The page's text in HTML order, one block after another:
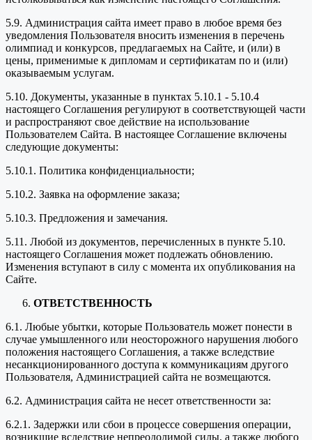
5.9. Администрация сайта имеет право в любое время без
уведомления Пользователя вносить изменения в перечень
олимпиад и конкурсов, предлагаемых на Сайте, и (или) в
цены, применимые к дипломам и сертификатам по и (или)
оказываемым услугам.
5.10. Документы, указанные в пунктах 5.10.1 - 5.10.4
настоящего Соглашения регулируют в соответствующей части
и распространяют свое действие на использование
Пользователем Сайта. В настоящее Соглашение включены
следующие документы:
5.10.1. Политика конфиденциальности;
5.10.2. Заявка на оформление заказа;
5.10.3. Предложения и замечания.
5.11. Любой из документов, перечисленных в пункте 5.10.
настоящего Соглашения может подлежать обновлению.
Изменения вступают в силу с момента их опубликования на
Сайте.
ОТВЕТСТВЕННОСТЬ
6.1. Любые убытки, которые Пользователь может понести в
случае умышленного или неосторожного нарушения любого
положения настоящего Соглашения, а также вследствие
несанкционированного доступа к коммуникациям другого
Пользователя, Администрацией сайта не возмещаются.
6.2. Администрация сайта не несет ответственности за:
6.2.1. Задержки или сбои в процессе совершения операции,
возникшие вследствие непреодолимой силы, а также любого